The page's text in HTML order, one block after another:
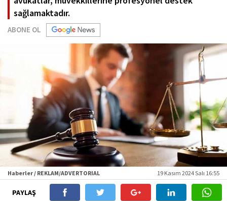
sağlamaktadır.
ABONE OL
Haberler / REKLAM/ADVERTORIAL 19 Kasım 2024 Salı 16:55
PAYLAŞ